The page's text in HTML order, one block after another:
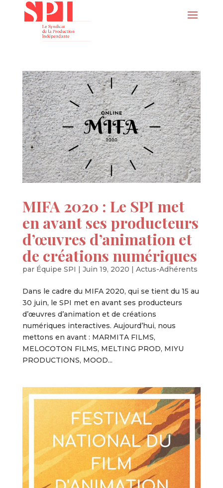
MIFA 2020 : Le SPI met
en avant ses producteurs
d’œuvres d’animation et
de créations numériques
par Équipe SPI | Juin 19, 2020 | Actus-Adhérents
Dans le cadre du MIFA 2020, qui se tient du 15 au
30 juin, le SPI met en avant ses producteurs
d’œuvres d’animation et de créations
numériques interactives. Aujourd’hui, nous
mettons en avant : MARMITA FILMS,
MELOCOTON FILMS, MELTING PROD, MIYU
PRODUCTIONS, MOOD...